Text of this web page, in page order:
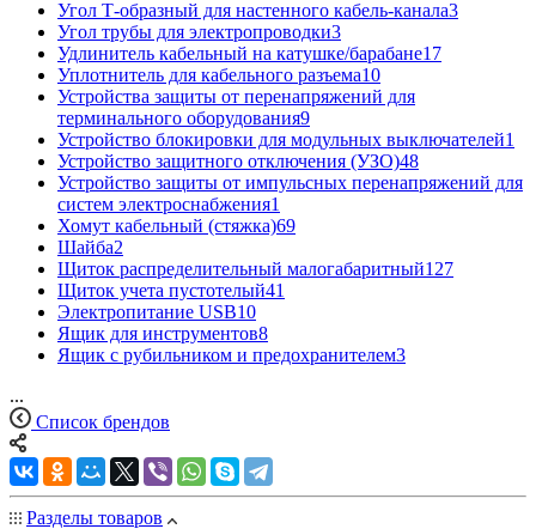
Угол Т-образный для настенного кабель-канала3
Угол трубы для электропроводки3
Удлинитель кабельный на катушке/барабане17
Уплотнитель для кабельного разъема10
Устройства защиты от перенапряжений для
терминального оборудования9
Устройство блокировки для модульных выключателей1
Устройство защитного отключения (УЗО)48
Устройство защиты от импульсных перенапряжений для
систем электроснабжения1
Хомут кабельный (стяжка)69
Шайба2
Щиток распределительный малогабаритный127
Щиток учета пустотелый41
Электропитание USB10
Ящик для инструментов8
Ящик с рубильником и предохранителем3
...
Список брендов
Разделы товаров